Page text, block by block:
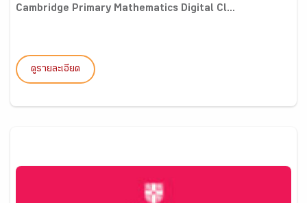
Cambridge Primary Mathematics Digital Cl...
ดูรายละเอียด